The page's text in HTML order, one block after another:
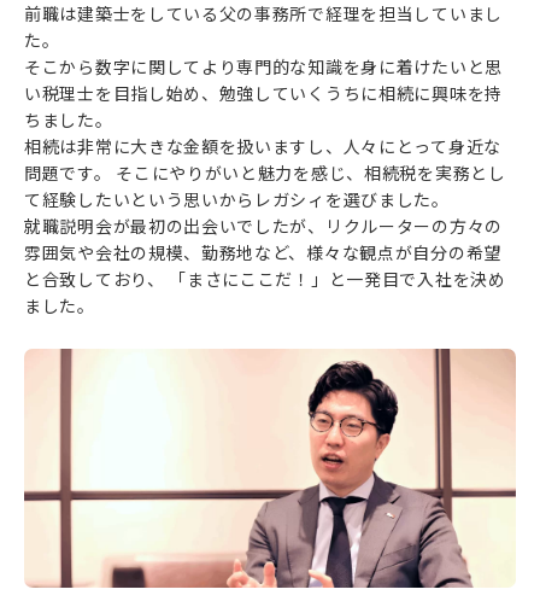
前職は建築士をしている父の事務所で経理を担当していまし
た。
そこから数字に関してより専門的な知識を身に着けたいと思
い税理士を目指し始め、勉強していくうちに相続に興味を持
ちました。
相続は非常に大きな金額を扱いますし、人々にとって身近な
問題です。 そこにやりがいと魅力を感じ、相続税を実務とし
て経験したいという思いからレガシィを選びました。
就職説明会が最初の出会いでしたが、リクルーターの方々の
雰囲気や会社の規模、勤務地など、様々な観点が自分の希望
と合致しており、 「まさにここだ！」と一発目で入社を決め
ました。